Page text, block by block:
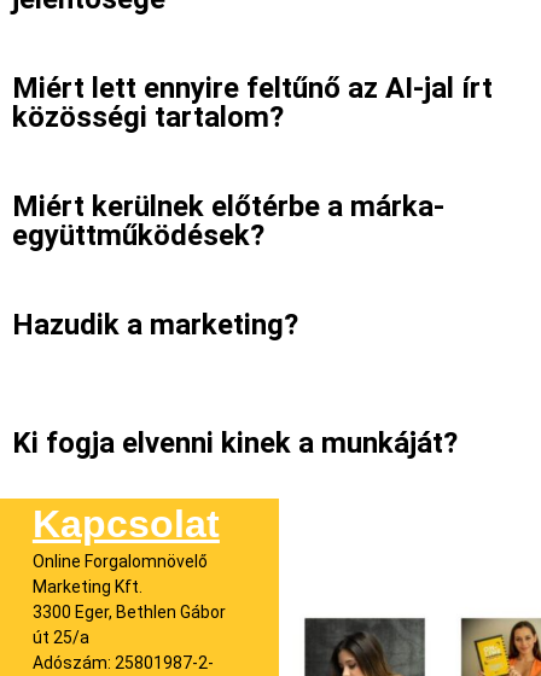
Miért lett ennyire feltűnő az AI-jal írt
közösségi tartalom?
Miért kerülnek előtérbe a márka-
együttműködések?
Hazudik a marketing?
Ki fogja elvenni kinek a munkáját?
Kapcsolat
Online Forgalomnövelő
Marketing Kft.
3300 Eger, Bethlen Gábor
út 25/a
Adószám: 25801987-2-